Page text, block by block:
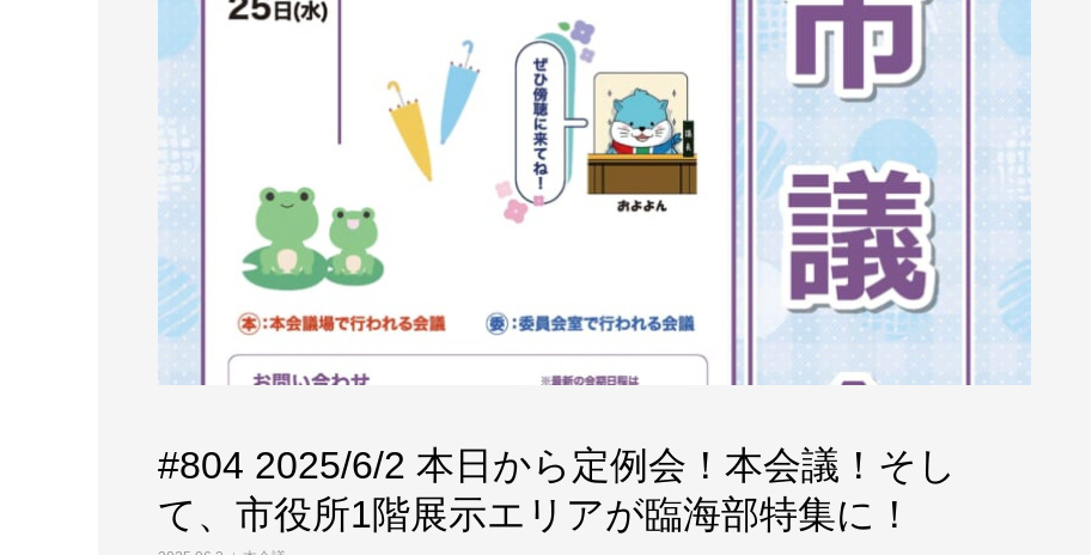
#804 2025/6/2 本日から定例会！本会議！そし
て、市役所1階展示エリアが臨海部特集に！